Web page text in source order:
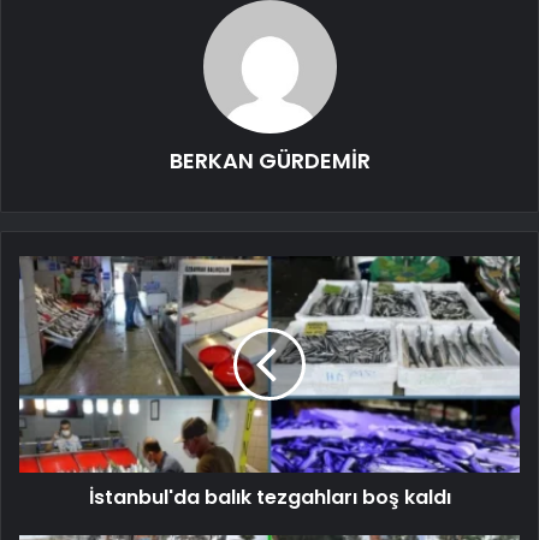
BERKAN GÜRDEMİR
İstanbul'da balık tezgahları boş kaldı